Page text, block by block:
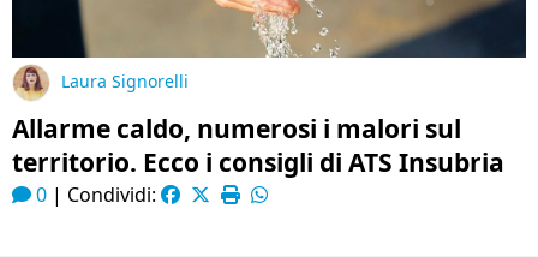
Laura Signorelli
Allarme caldo, numerosi i malori sul
territorio. Ecco i consigli di ATS Insubria
0 | Condividi: